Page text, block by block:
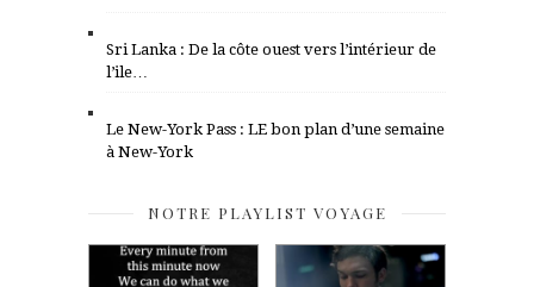
Sri Lanka : De la côte ouest vers l’intérieur de
l’ile…
Le New-York Pass : LE bon plan d’une semaine
à New-York
NOTRE PLAYLIST VOYAGE